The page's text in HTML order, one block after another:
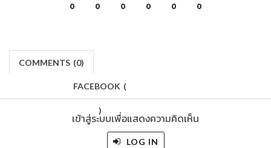
0 0 0 0 0 0
COMMENTS (0)
FACEBOOK (
)
เข้าสู่ระบบเพื่อแสดงความคิดเห็น
LOG IN